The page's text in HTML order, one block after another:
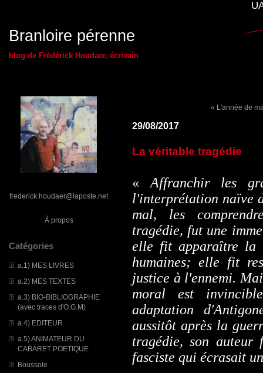
Branloire pérenne
blog de Frédérick Houdaer, écrivain
frederick.houdaer@laposte.net
À propos
Catégories
a.1) MES LIVRES
a.2) MES TEXTES
a.3) BIO-BIBLIOGRAPHIE
(avec traces d'O.G.M)
a.4) EDITEUR
a.5) ANIMATEUR DU
CABARET POETIQUE
Boussole
« L'année de
29/08/2017
La véritable tragédie
« Affranchir les
l'interprétation naïve
mal, les
tragédie, fut une
elle fit apparaître la
humaines; elle fit
justice à l'ennemi.
moral est
adaptation
aussitôt après la
tragédie, son auteur
fasciste qui écrasait